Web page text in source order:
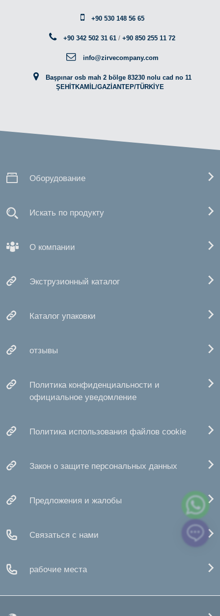
+90 530 148 56 65
+90 342 502 31 61 /+90 850 255 11 72
info@zirvecompany.com
Başpınar osb mah 2 bölge 83230 nolu cad no 11
ŞEHİTKAMİL/GAZİANTEP/TÜRKİYE
Оборудование
Искать по продукту
О компании
Экструзионный каталог
Каталог упаковки
отзывы
Политика конфиденциальности и
официальное уведомление
Политика использования файлов cookie
Закон о защите персональных данных
Предложения и жалобы
Связаться с нами
рабочие места